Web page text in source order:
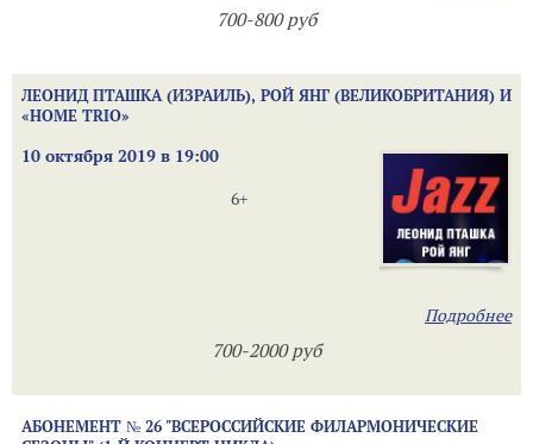
700-800 руб
ЛЕОНИД ПТАШКА (ИЗРАИЛЬ), РОЙ ЯНГ (ВЕЛИКОБРИТАНИЯ) И
«HOME TRIO»
10 октября 2019 в 19:00
6+
Подробнее
700-2000 руб
АБОНЕМЕНТ № 26 "ВСЕРОССИЙСКИЕ ФИЛАРМОНИЧЕСКИЕ